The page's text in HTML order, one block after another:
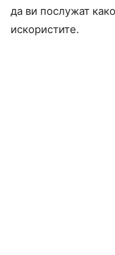
да ви послужат
искористите.